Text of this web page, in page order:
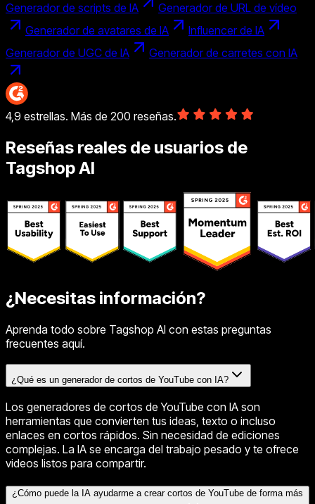
Generador de scripts de IA
Generador de URL de vídeo
Generador de avatares de IA
Influencer de IA
Generador de UGC de IA
Generador de carretes con IA
4,9 estrellas. Más de 200 reseñas.
Reseñas reales de usuarios de
Tagshop AI
¿Necesitas información?
Aprenda todo sobre Tagshop AI con estas preguntas
frecuentes aquí.
¿Qué es un generador de cortos de YouTube con IA?
Los generadores de cortos de YouTube con IA son
herramientas que convierten tus ideas, texto o incluso
enlaces en cortos rápidos. Sin necesidad de ediciones
complejas. La IA se encarga del trabajo pesado y te ofrece
videos listos para compartir.
¿Cómo puede la IA ayudarme a crear cortos de YouTube de forma más